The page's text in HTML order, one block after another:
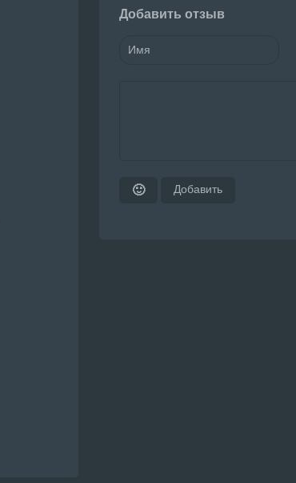
Добавить отзыв
🙂 Добавить